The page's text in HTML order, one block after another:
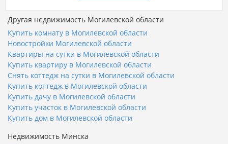
Другая недвижимость Могилевской области
Купить комнату в Могилевской области
Новостройки Могилевской области
Квартиры на сутки в Могилевской области
Купить квартиру в Могилевской области
Снять коттедж на сутки в Могилевской области
Купить коттедж в Могилевской области
Купить дачу в Могилевской области
Купить участок в Могилевской области
Купить дом в Могилевской области
Недвижимость Минска